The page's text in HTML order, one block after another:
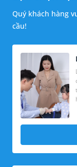
Quý khách hàng
cầu!